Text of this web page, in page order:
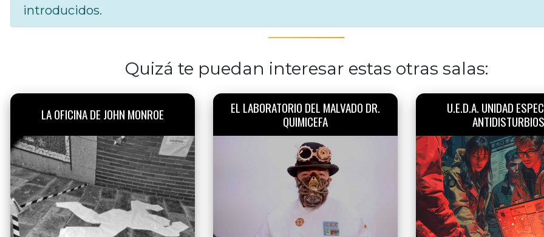
introducidos.
Quizá te puedan interesar estas otras salas:
LA OFICINA DE JOHN MONROE EL LABORATORIO DEL MALVADO DR.
QUIMICEFA
U.E.D.A. UNIDAD
ANTIDISTURBIOS